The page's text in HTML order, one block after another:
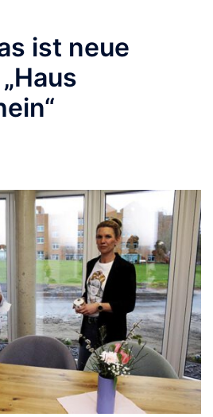
ist neue